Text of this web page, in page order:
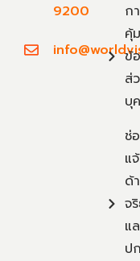
9200
ก
คุ้
ข้
ส่
บุ
ช่
แ
ด้
จ
แ
ป